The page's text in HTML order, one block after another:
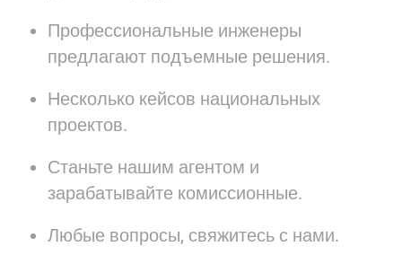
Профессиональные инженеры
предлагают подъемные решения.
Несколько кейсов национальных
проектов.
Станьте нашим агентом и
зарабатывайте комиссионные.
Любые вопросы, свяжитесь с нами.